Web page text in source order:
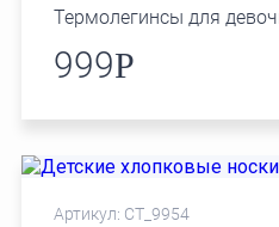
Термолегинсы для
999Р
Артикул: СТ_9954